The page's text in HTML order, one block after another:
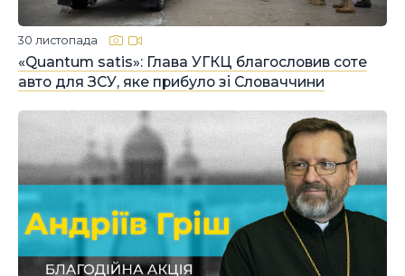
«Quantum satis»: Глава УГКЦ благословив соте
авто для ЗСУ, яке прибуло зі Словаччини
30 листопада